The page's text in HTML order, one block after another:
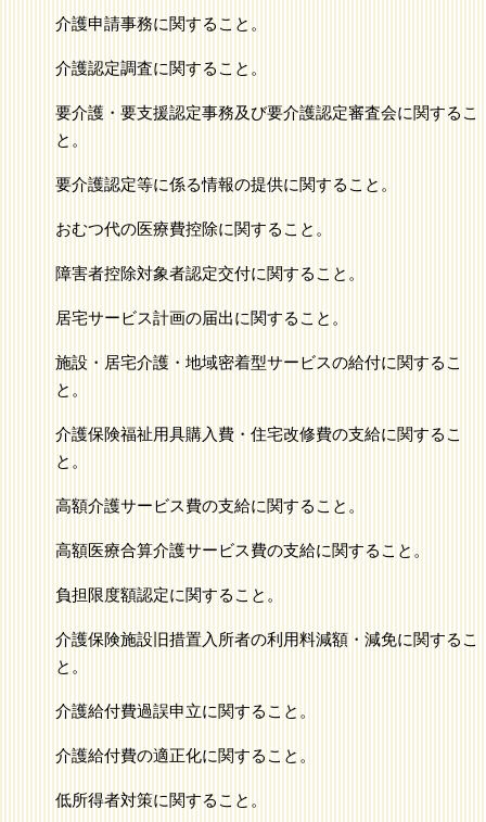
介護申請事務に関すること。
介護認定調査に関すること。
要介護・要支援認定事務及び要介護認定審査会に関するこ
と。
要介護認定等に係る情報の提供に関すること。
おむつ代の医療費控除に関すること。
障害者控除対象者認定交付に関すること。
居宅サービス計画の届出に関すること。
施設・居宅介護・地域密着型サービスの給付に関するこ
と。
介護保険福祉用具購入費・住宅改修費の支給に関するこ
と。
高額介護サービス費の支給に関すること。
高額医療合算介護サービス費の支給に関すること。
負担限度額認定に関すること。
介護保険施設旧措置入所者の利用料減額・減免に関するこ
と。
介護給付費過誤申立に関すること。
介護給付費の適正化に関すること。
低所得者対策に関すること。